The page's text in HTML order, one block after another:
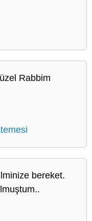
Rabbim
bereket.